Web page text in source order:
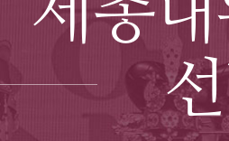
세종